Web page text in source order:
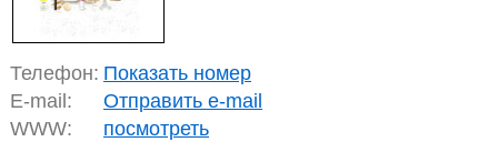
Телефон: Показать номер
E-mail:
Отправить e-mail
WWW:
посмотреть